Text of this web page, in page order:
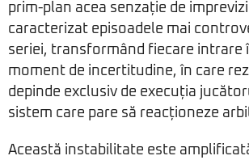
prim-plan acea senzație de
caracterizat episoadele mai
seriei, transformând fiecare intrare
moment de incertitudine, în care
depinde exclusiv de execuția
sistem care pare să reacționeze
Această instabilitate este